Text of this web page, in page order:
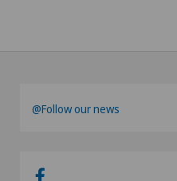
@Follow our news